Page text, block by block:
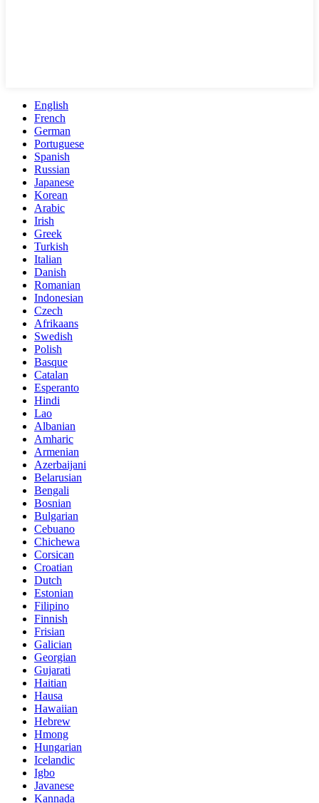
English
French
German
Portuguese
Spanish
Russian
Japanese
Korean
Arabic
Irish
Greek
Turkish
Italian
Danish
Romanian
Indonesian
Czech
Afrikaans
Swedish
Polish
Basque
Catalan
Esperanto
Hindi
Lao
Albanian
Amharic
Armenian
Azerbaijani
Belarusian
Bengali
Bosnian
Bulgarian
Cebuano
Chichewa
Corsican
Croatian
Dutch
Estonian
Filipino
Finnish
Frisian
Galician
Georgian
Gujarati
Haitian
Hausa
Hawaiian
Hebrew
Hmong
Hungarian
Icelandic
Igbo
Javanese
Kannada